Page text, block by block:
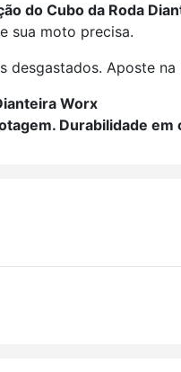
do Cubo da Roda
sua moto precisa.
desgastados. Aposte
Worx
Durabilidade em